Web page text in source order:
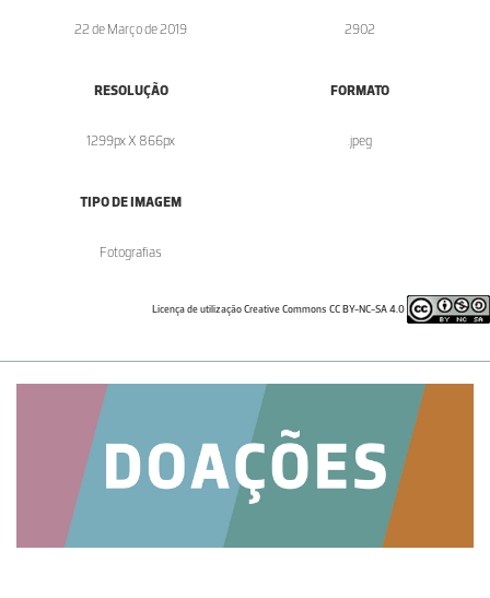
22 de Março de 2019 2902
RESOLUÇÃO
1299px X 866px
FORMATO
.jpeg
TIPO DE IMAGEM
Fotografias
Licença de utilização Creative Commons CC BY-NC-SA 4.0